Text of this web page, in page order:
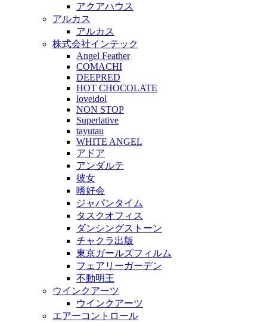
アクアハウス
アルカス
アルカス
株式会社インテック
Angel Feather
COMACHI
DEEPRED
HOT CHOCOLATE
loveidol
NON STOP
Superlative
tayutau
WHITE ANGEL
アドア
アンダルテ
彼女
嗜好会
ジャパンタイム
タスクオフィス
ダンシングストーン
チャクラ出版
東京ガールズフィルム
フェアリーガーデン
不動明王
ウインクアーツ
ウインクアーツ
エアーコントロール